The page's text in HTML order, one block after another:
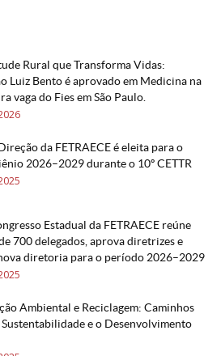
Rural que Transforma Vidas:
Luiz Bento é aprovado em Medicina na
vaga do Fies em São Paulo.
da FETRAECE é eleita para o
2026–2029 durante o 10º CETTR
Estadual da FETRAECE reúne
700 delegados, aprova diretrizes e
diretoria para o período 2026–2029
Ambiental e Reciclagem: Caminhos
Sustentabilidade e o Desenvolvimento